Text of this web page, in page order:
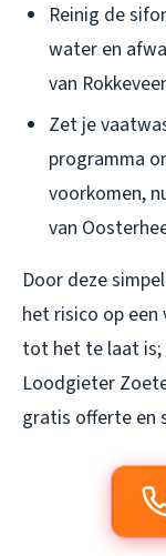
Reinig de
water en
van
Zet je
programma
voorkomen,
van
Door deze
het risico op
tot het te laat is;
Loodgieter
gratis offerte en